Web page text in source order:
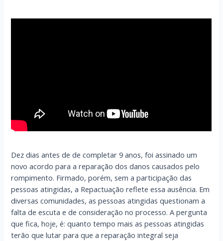
Dez dias antes de de completar 9 anos, foi assinado um
novo acordo para a reparação dos danos causados pelo
rompimento. Firmado, porém, sem a participação das
pessoas atingidas, a Repactuação reflete essa ausência. Em
diversas comunidades, as pessoas atingidas questionam a
falta de escuta e de consideração no processo. A pergunta
que fica, hoje, é: quanto tempo mais as pessoas atingidas
terão que lutar para que a reparação integral seja